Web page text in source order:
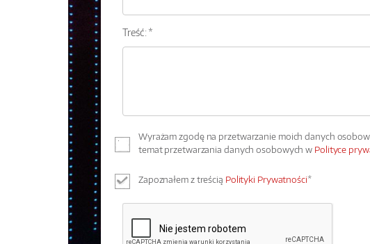
Treść: *
Wyrażam zgodę na przetwarzanie moich danych
temat przetwarzania danych osobowych w Polityce
Zapoznałem z treścią Polityki Prywatności*